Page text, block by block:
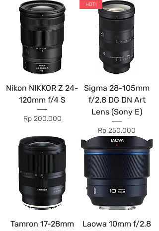
Nikon NIKKOR Z 24-
120mm f/4 S
Price
Rp 200.000
HOT!
Sigma 28-105mm
f/2.8 DG DN Art
Lens (Sony E)
Price
Rp 250.000
Tamron 17-28mm
Laowa 10mm f/2.8